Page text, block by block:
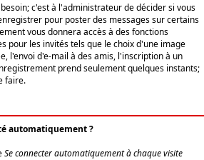
c'est à l'administrateur de décider si vous
pour poster des messages sur certains
vous donnera accès à des fonctions
pour les invités tels que le choix d'une image
l'envoi d'e-mail à des amis, l'inscription à un
prend seulement quelques instants;
faire.
automatiquement ?
Se connecter automatiquement à chaque visite